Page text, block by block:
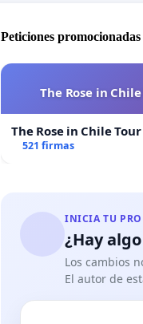
Peticiones
The Rose in
The Rose in Chile
521 firmas
INICIA TU
¿Hay
Los cambios
El autor de